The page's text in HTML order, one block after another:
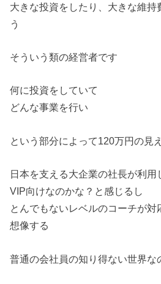
大きな投資をしたり、大きな維持
う
そういう類の経営者です
何に投資をしていて
どんな事業を行い
という部分によって120万円の見
日本を支える大企業の社長が利用
VIP向けなのかな？と感じるし
とんでもないレベルのコーチが対
想像する
普通の会社員の知り得ない世界な